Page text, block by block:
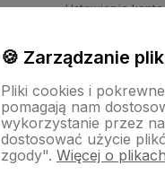
Ustawienia konta
🍪 Zarządzanie
Pliki cookies i
pomagają nam
wykorzystanie przez
dostosować użycie
zgody". Więcej o